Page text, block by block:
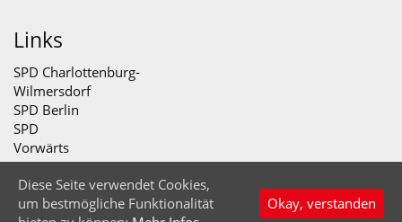
Links
SPD Charlottenburg-
Wilmersdorf
SPD Berlin
SPD
Vorwärts
© SPD Abteilung Lietzensee 2026
Startseite
Impressum Datenschutz Nach oben
Diese Seite verwendet Cookies,
um bestmögliche Funktionalität
Okay, verstanden